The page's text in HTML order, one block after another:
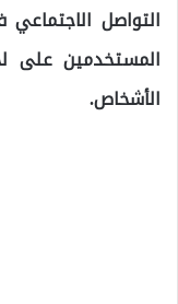
التواصل
المستخدمين على
الأشخاص.